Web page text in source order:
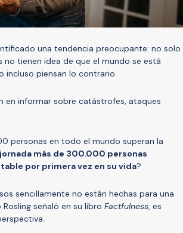
una tendencia preocupante: no solo
tienen idea de que el mundo se está
incluso piensan lo contrario.
en informar sobre catástrofes, ataques
personas en todo el mundo superan la
más de 300.000 personas
por primera vez en su vida?
sencillamente no están hechas para una
señaló en su libro Factfulness, es